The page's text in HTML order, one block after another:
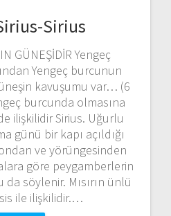
Sirius
GÜNEŞİDİR Yengeç
Yengeç burcunun
kavuşumu var… (6
burcunda olmasına
ilişkilidir Sirius. Uğurlu
günü bir kapı açıldığı
ve yörüngesinden
göre peygamberlerin
söylenir. Mısırın ünlü
ile ilişkilidir.…